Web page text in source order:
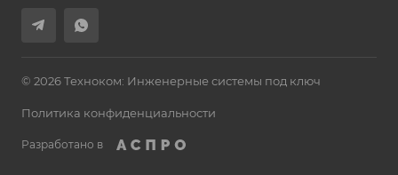
© 2026 Техноком: Инженерные системы под ключ
Политика конфиденциальности
Разработано в